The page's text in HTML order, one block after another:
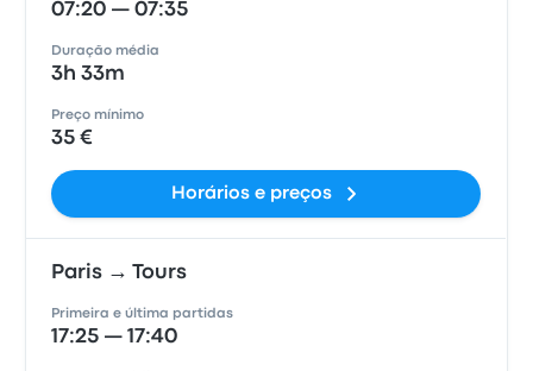
07:20 — 07:35
Duração média
3h 33m
Preço mínimo
35 €
Horários e preços
Paris → Tours
Primeira e última partidas
17:25 — 17:40